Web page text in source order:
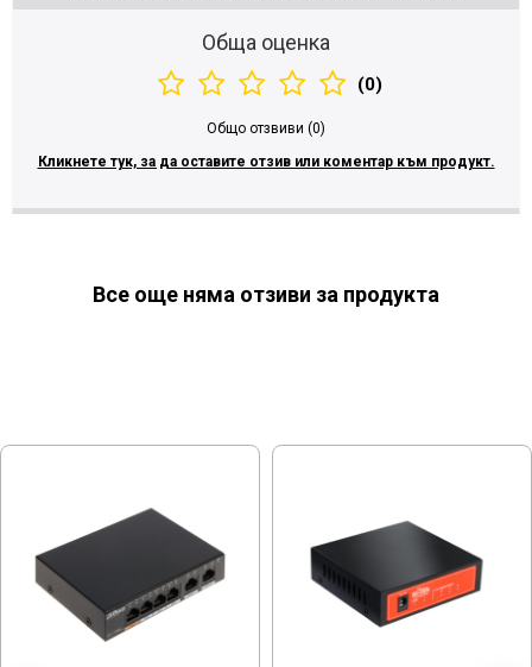
Обща оценка
(0)
Общо отзвиви (0)
Кликнете тук, за да оставите отзив или коментар към продукт.
Все още няма отзиви за продукта